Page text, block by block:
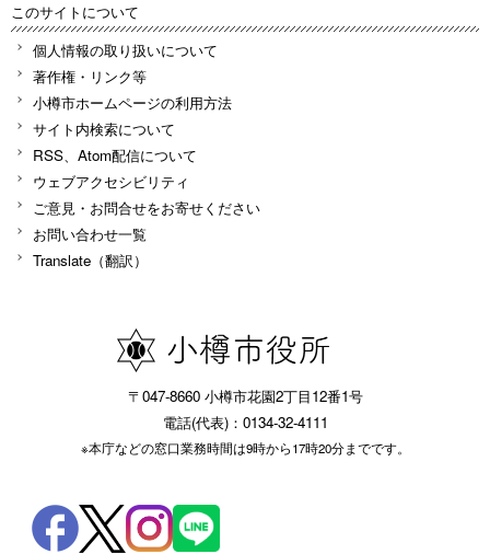
このサイトについて
個人情報の取り扱いについて
著作権・リンク等
小樽市ホームページの利用方法
サイト内検索について
RSS、Atom配信について
ウェブアクセシビリティ
ご意見・お問合せをお寄せください
お問い合わせ一覧
Translate（翻訳）
〒047-8660 小樽市花園2丁目12番1号
電話(代表)：0134-32-4111
※本庁などの窓口業務時間は9時から17時20分までです。